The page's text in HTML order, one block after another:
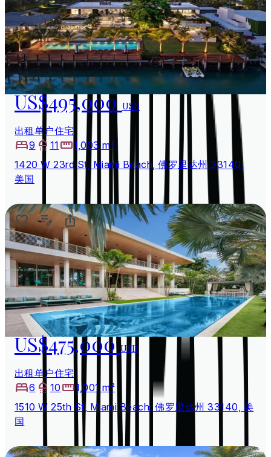
US$495,000USD
出租单户住宅
9
11
1,003 m²
1420 W 23rd St, Miami Beach, 佛罗里达州 33140,
美国
US$475,000USD
出租单户住宅
6
10
1,001 m²
1510 W 25th St, Miami Beach, 佛罗里达州 33140, 美
国